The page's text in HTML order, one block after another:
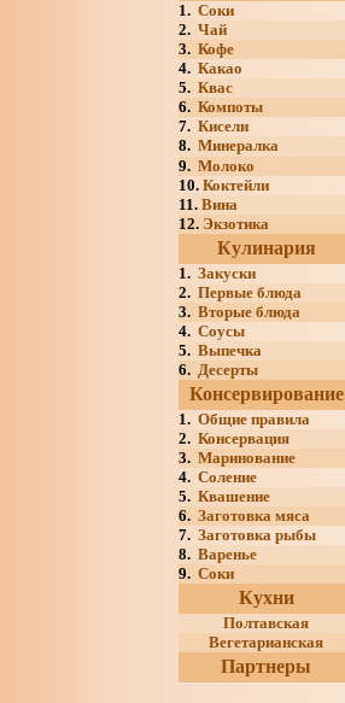
1. Соки
2. Чай
3. Кофе
4. Какао
5. Квас
6. Компоты
7. Кисели
8. Минералка
9. Молоко
10. Коктейли
11. Вина
12. Экзотика
Кулинария
1. Закуски
2. Первые блюда
3. Вторые блюда
4. Соусы
5. Выпечка
6. Десерты
Консервирование
1. Общие правила
2. Консервация
3. Маринование
4. Соление
5. Квашение
6. Заготовка мяса
7. Заготовка рыбы
8. Варенье
9. Соки
Кухни
Полтавская
Вегетарианская
Партнеры